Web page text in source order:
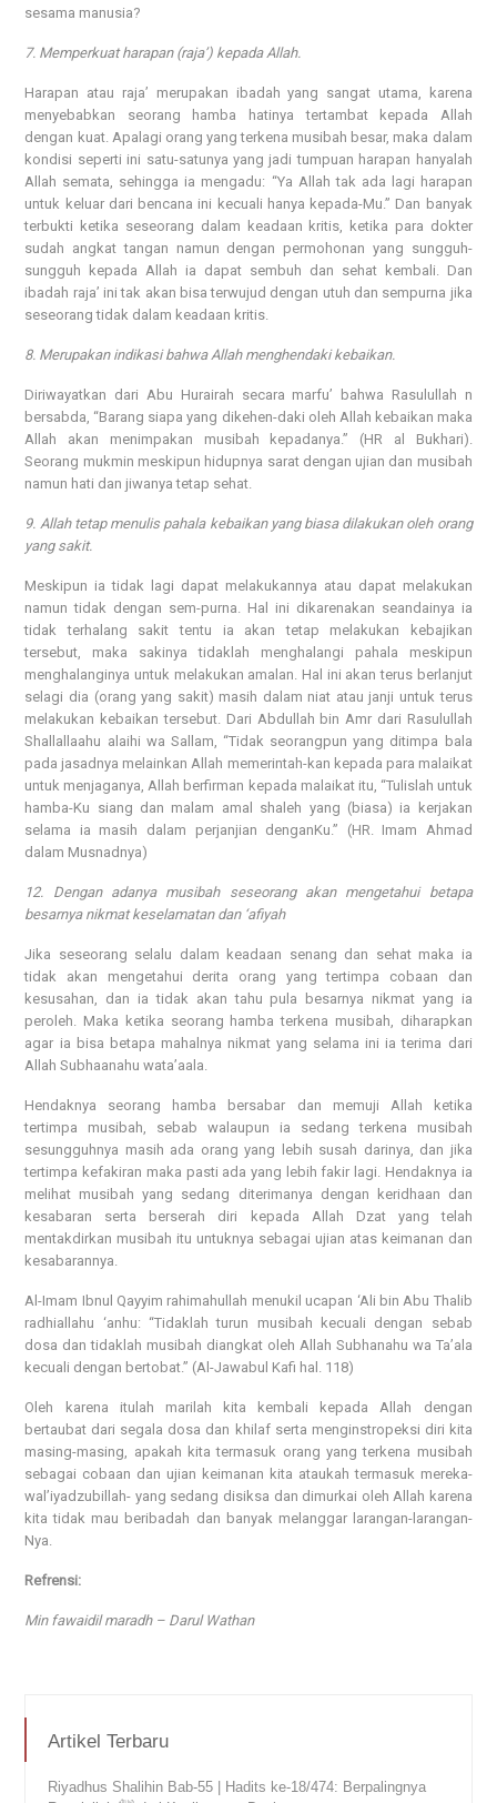
sesama manusia?
7. Memperkuat harapan (raja’) kepada Allah.
Harapan atau raja’ merupakan ibadah yang sangat utama, karena
menyebabkan seorang hamba hatinya tertambat kepada Allah
dengan kuat. Apalagi orang yang terkena musibah besar, maka dalam
kondisi seperti ini satu-satunya yang jadi tumpuan harapan hanyalah
Allah semata, sehingga ia mengadu: “Ya Allah tak ada lagi harapan
untuk keluar dari bencana ini kecuali hanya kepada-Mu.” Dan banyak
terbukti ketika seseorang dalam keadaan kritis, ketika para dokter
sudah angkat tangan namun dengan permohonan yang sungguh-
sungguh kepada Allah ia dapat sembuh dan sehat kembali. Dan
ibadah raja’ ini tak akan bisa terwujud dengan utuh dan sempurna jika
seseorang tidak dalam keadaan kritis.
8. Merupakan indikasi bahwa Allah menghendaki kebaikan.
Diriwayatkan dari Abu Hurairah secara marfu’ bahwa Rasulullah n
bersabda, “Barang siapa yang dikehen-daki oleh Allah kebaikan maka
Allah akan menimpakan musibah kepadanya.” (HR al Bukhari).
Seorang mukmin meskipun hidupnya sarat dengan ujian dan musibah
namun hati dan jiwanya tetap sehat.
9. Allah tetap menulis pahala kebaikan yang biasa dilakukan oleh orang
yang sakit.
Meskipun ia tidak lagi dapat melakukannya atau dapat melakukan
namun tidak dengan sem-purna. Hal ini dikarenakan seandainya ia
tidak terhalang sakit tentu ia akan tetap melakukan kebajikan
tersebut, maka sakinya tidaklah menghalangi pahala meskipun
menghalanginya untuk melakukan amalan. Hal ini akan terus berlanjut
selagi dia (orang yang sakit) masih dalam niat atau janji untuk terus
melakukan kebaikan tersebut. Dari Abdullah bin Amr dari Rasulullah
Shallallaahu alaihi wa Sallam, “Tidak seorangpun yang ditimpa bala
pada jasadnya melainkan Allah memerintah-kan kepada para malaikat
untuk menjaganya, Allah berfirman kepada malaikat itu, “Tulislah untuk
hamba-Ku siang dan malam amal shaleh yang (biasa) ia kerjakan
selama ia masih dalam perjanjian denganKu.” (HR. Imam Ahmad
dalam Musnadnya)
12. Dengan adanya musibah seseorang akan mengetahui betapa
besarnya nikmat keselamatan dan ‘afiyah
Jika seseorang selalu dalam keadaan senang dan sehat maka ia
tidak akan mengetahui derita orang yang tertimpa cobaan dan
kesusahan, dan ia tidak akan tahu pula besarnya nikmat yang ia
peroleh. Maka ketika seorang hamba terkena musibah, diharapkan
agar ia bisa betapa mahalnya nikmat yang selama ini ia terima dari
Allah Subhaanahu wata’aala.
Hendaknya seorang hamba bersabar dan memuji Allah ketika
tertimpa musibah, sebab walaupun ia sedang terkena musibah
sesungguhnya masih ada orang yang lebih susah darinya, dan jika
tertimpa kefakiran maka pasti ada yang lebih fakir lagi. Hendaknya ia
melihat musibah yang sedang diterimanya dengan keridhaan dan
kesabaran serta berserah diri kepada Allah Dzat yang telah
mentakdirkan musibah itu untuknya sebagai ujian atas keimanan dan
kesabarannya.
Al-Imam Ibnul Qayyim rahimahullah menukil ucapan ‘Ali bin Abu Thalib
radhiallahu ‘anhu: “Tidaklah turun musibah kecuali dengan sebab
dosa dan tidaklah musibah diangkat oleh Allah Subhanahu wa Ta’ala
kecuali dengan bertobat.” (Al-Jawabul Kafi hal. 118)
Oleh karena itulah marilah kita kembali kepada Allah dengan
bertaubat dari segala dosa dan khilaf serta menginstropeksi diri kita
masing-masing, apakah kita termasuk orang yang terkena musibah
sebagai cobaan dan ujian keimanan kita ataukah termasuk mereka-
wal’iyadzubillah- yang sedang disiksa dan dimurkai oleh Allah karena
kita tidak mau beribadah dan banyak melanggar larangan-larangan-
Nya.
Refrensi:
Min fawaidil maradh – Darul Wathan
Artikel Terbaru
Riyadhus Shalihin Bab-55 | Hadits ke-18/474: Berpalingnya